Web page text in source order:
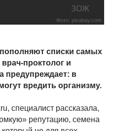
ЗОЖ
Фото: pixabay.com
списки самых
проктолог и
предупреждает: в
вредить организму.
специалист рассказала,
репутацию, семена